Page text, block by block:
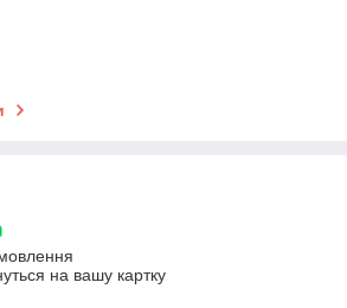
на вашу картку